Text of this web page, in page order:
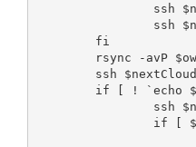
ssh
ssh
        fi
rsync -avP
ssh
if [ ! `echo
ssh
if [